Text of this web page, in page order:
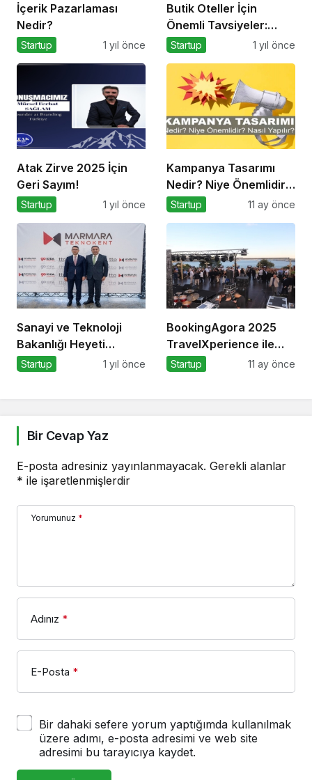
İçerik Pazarlaması
Nedir?
Startup 1 yıl önce
Butik Oteller İçin
Önemli Tavsiyeler:
Dijitali Etkin Kullanın
Startup 1 yıl önce
Atak Zirve 2025 İçin
Geri Sayım!
Startup 1 yıl önce
Kampanya Tasarımı
Nedir? Niye Önemlidir?
Kampanya Tasarımı
Startup 11 ay önce
Sanayi ve Teknoloji
Bakanlığı Heyeti
Marmara Teknokent’i
Startup 1 yıl önce
BookingAgora 2025
TravelXperience ile
seyahat sektörü Six
Startup 11 ay önce
Bir Cevap Yaz
E-posta adresiniz yayınlanmayacak. Gerekli alanlar
* ile işaretlenmişlerdir
Yorumunuz *
Adınız *
E-Posta *
Bir dahaki sefere yorum yaptığımda kullanılmak
üzere adımı, e-posta adresimi ve web site
adresimi bu tarayıcıya kaydet.